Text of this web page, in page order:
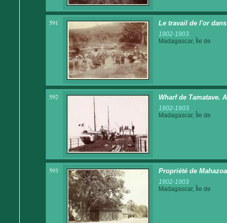
591 Le travail de l'or
1902-1903
Madagascar, Île de
592 Wharf de Tamatave.
1902-1903
Madagascar, Île de
593 Propriété de
1902-1903
Madagascar, Île de